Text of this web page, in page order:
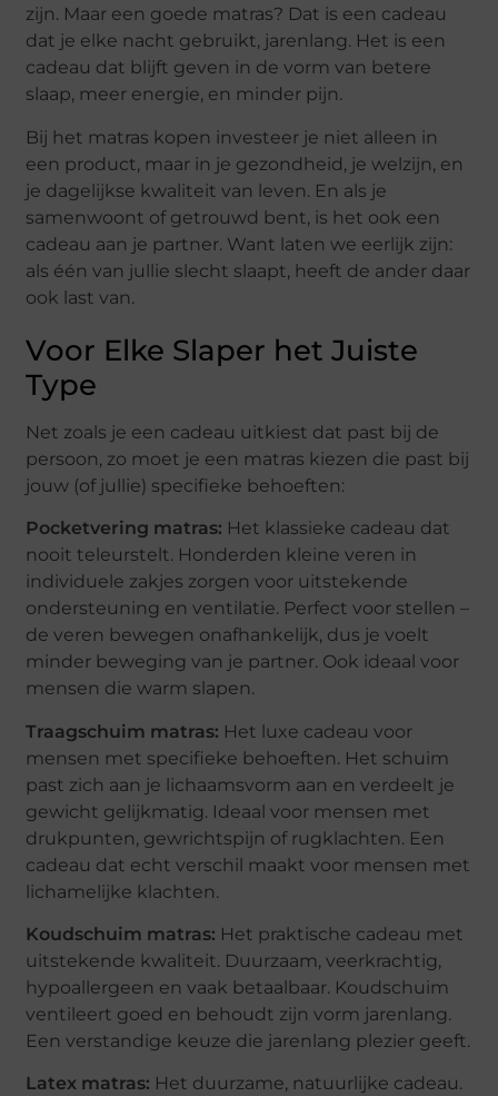
zijn. Maar een goede matras? Dat is een cadeau
dat je elke nacht gebruikt, jarenlang. Het is een
cadeau dat blijft geven in de vorm van betere
slaap, meer energie, en minder pijn.
Bij het matras kopen investeer je niet alleen in
een product, maar in je gezondheid, je welzijn, en
je dagelijkse kwaliteit van leven. En als je
samenwoont of getrouwd bent, is het ook een
cadeau aan je partner. Want laten we eerlijk zijn:
als één van jullie slecht slaapt, heeft de ander daar
ook last van.
Voor Elke Slaper het Juiste
Type
Net zoals je een cadeau uitkiest dat past bij de
persoon, zo moet je een matras kiezen die past bij
jouw (of jullie) specifieke behoeften:
Pocketvering matras: Het klassieke cadeau dat
nooit teleurstelt. Honderden kleine veren in
individuele zakjes zorgen voor uitstekende
ondersteuning en ventilatie. Perfect voor stellen –
de veren bewegen onafhankelijk, dus je voelt
minder beweging van je partner. Ook ideaal voor
mensen die warm slapen.
Traagschuim matras: Het luxe cadeau voor
mensen met specifieke behoeften. Het schuim
past zich aan je lichaamsvorm aan en verdeelt je
gewicht gelijkmatig. Ideaal voor mensen met
drukpunten, gewrichtspijn of rugklachten. Een
cadeau dat echt verschil maakt voor mensen met
lichamelijke klachten.
Koudschuim matras: Het praktische cadeau met
uitstekende kwaliteit. Duurzaam, veerkrachtig,
hypoallergeen en vaak betaalbaar. Koudschuim
ventileert goed en behoudt zijn vorm jarenlang.
Een verstandige keuze die jarenlang plezier geeft.
Latex matras: Het duurzame, natuurlijke cadeau.